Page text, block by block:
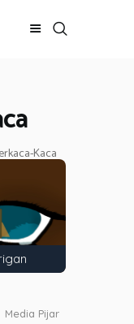
Kaca
Media Pijar